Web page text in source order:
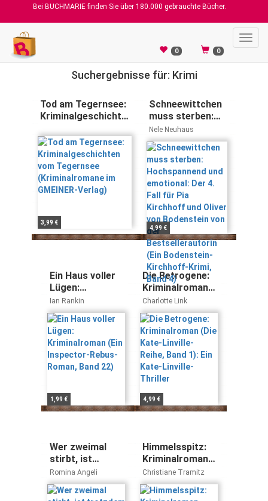
Bei BUCHMARIE finden Sie über 180.000 gebrauchte Bücher.
0 0
Suchergebnisse für: Krimi
Tod am Tegernsee:
Kriminalgeschichten
(Kriminalromane im
GMEINER-Verlag)
3,99 €
Schneewittchen
muss sterben:
Hochspannend
und emotional:
Der 4. Fall für Pia
Kirchhoff und
Oliver von
Bodenstein von
der
Bestsellerautorin
(Ein Bodenstein-
Kirchhoff-Krimi,
Band 4)
Nele Neuhaus
4,99 €
Ein Haus voller
Lügen:
Kriminalroman
(Ein Inspector-
Rebus-Roman,
Band 22)
Ian Rankin
1,99 €
Die Betrogene:
Kriminalroman
(Die Kate-
Linville-Reihe,
Band 1): Ein
Kate-Linville-
Thriller
Charlotte Link
4,99 €
Wer zweimal
stirbt, ist
trotzdem tot:
Ein Allgäu-Krimi
Romina Angeli
Himmelsspitz:
Kriminalroman
(Kriminalromane
im GMEINER-
Verlag)
Christiane Tramitz